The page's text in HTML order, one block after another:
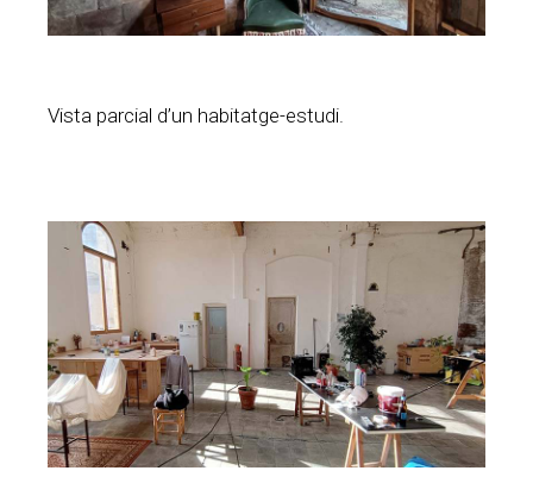
Vista parcial d’un habitatge-estudi.